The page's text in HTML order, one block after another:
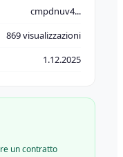
cmpdnuv4...
869 visualizzazioni
1.12.2025
un contratto